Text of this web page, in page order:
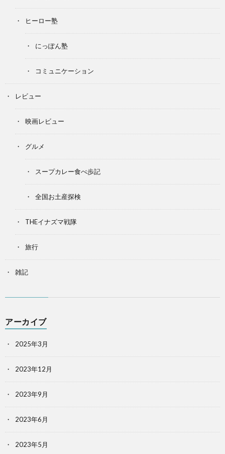
ヒーロー塾
にっぽん塾
コミュニケーション
レビュー
映画レビュー
グルメ
スープカレー食べ歩記
全国お土産探検
THEイナズマ戦隊
旅行
雑記
アーカイブ
2025年3月
2023年12月
2023年9月
2023年6月
2023年5月